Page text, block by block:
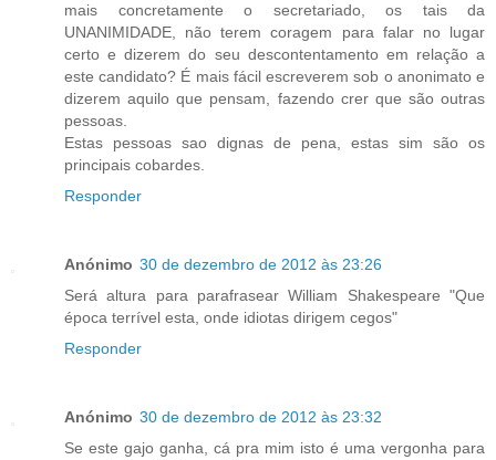
mais concretamente o secretariado, os tais da
UNANIMIDADE, não terem coragem para falar no lugar
certo e dizerem do seu descontentamento em relação a
este candidato? É mais fácil escreverem sob o anonimato e
dizerem aquilo que pensam, fazendo crer que são outras
pessoas.
Estas pessoas sao dignas de pena, estas sim são os
principais cobardes.
Responder
Anónimo 30 de dezembro de 2012 às 23:26
Será altura para parafrasear William Shakespeare "Que
época terrível esta, onde idiotas dirigem cegos"
Responder
Anónimo 30 de dezembro de 2012 às 23:32
Se este gajo ganha, cá pra mim isto é uma vergonha para